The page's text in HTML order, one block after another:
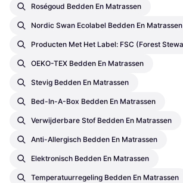
Roségoud Bedden En Matrassen
Nordic Swan Ecolabel Bedden En Matrassen
OEKO-TEX Bedden En Matrassen
Stevig Bedden En Matrassen
Bed-In-A-Box Bedden En Matrassen
Verwijderbare Stof Bedden En Matrassen
Anti-Allergisch Bedden En Matrassen
Elektronisch Bedden En Matrassen
Temperatuurregeling Bedden En Matrassen